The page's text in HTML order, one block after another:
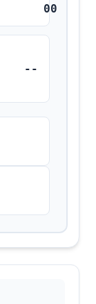
00
--